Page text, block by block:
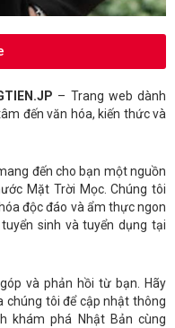
– Trang web dành
đến văn hóa, kiến thức và
đến cho bạn một nguồn
Mặt Trời Mọc. Chúng tôi
độc đáo và ẩm thực ngon
sinh và tuyển dụng tại
và phản hồi từ bạn. Hãy
tôi để cập nhật thông
khám phá Nhật Bản cùng